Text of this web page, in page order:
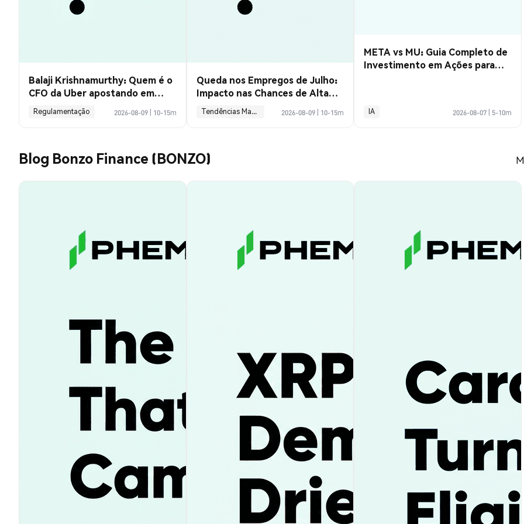
Balaji Krishnamurthy: Quem é o
CFO da Uber apostando em
Robotaxis?
Regulamentação 2026-08-09 10-15m
Queda nos Empregos de Julho:
Impacto nas Chances de Alta
dos Juros em Setembro
Tendências Macroeconômicas 2026-08-09 10-15m
META vs MU: Guia Completo de
Investimento em Ações para
IA 2026-08-07 5-10m
Blog Bonzo Finance (BONZO)